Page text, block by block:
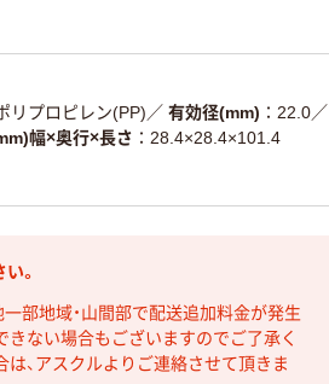
リプロピレン(PP) ／ 有効径(mm) 22.0／
幅×奥行×長さ
28.4×28.4×101.4
。
一部地域・山間部で配送追加料金が発生
きない場合もございますのでご了承く
は、アスクルよりご連絡させて頂きま